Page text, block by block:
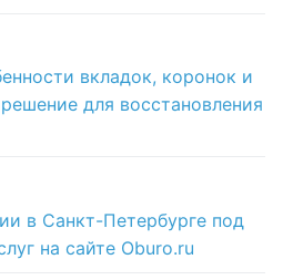
вкладок, коронок и
для восстановления
в Санкт-Петербурге под
на сайте Oburo.ru